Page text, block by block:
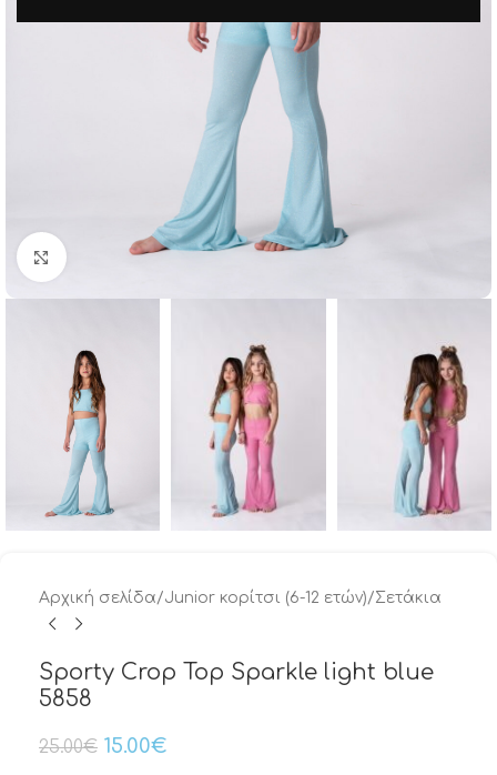
Μεγέθυνση
Αρχική σελίδα/Junior κορίτσι (6-12 ετών)/Σετάκια
Sporty Crop Top Sparkle light blue
5858
25.00€ 15.00€